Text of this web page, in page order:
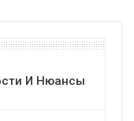
И Нюансы